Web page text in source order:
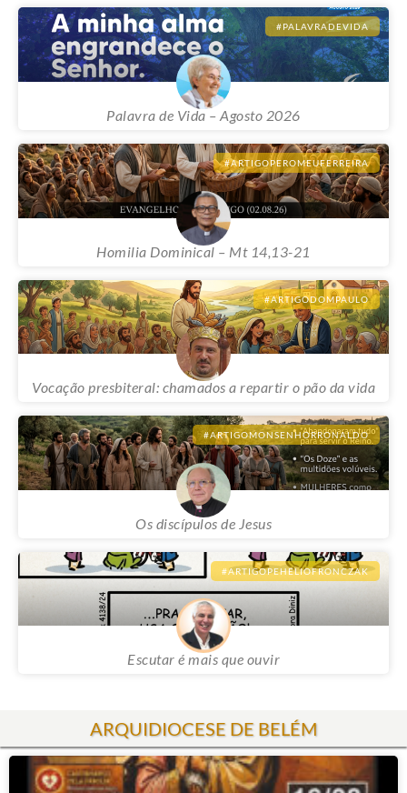
#PALAVRADEVIDA
Palavra de Vida – Agosto 2026
#ARTIGOPEROMEUFERREIRA
Homilia Dominical – Mt 14,13-21
#ARTIGODOMPAULO
Vocação presbiteral: chamados a repartir o pão da vida
#ARTIGOMONSENHORRONALDO
Os discípulos de Jesus
#ARTIGOPEHELIOFRONCZAK
Escutar é mais que ouvir
ARQUIDIOCESE DE BELÉM